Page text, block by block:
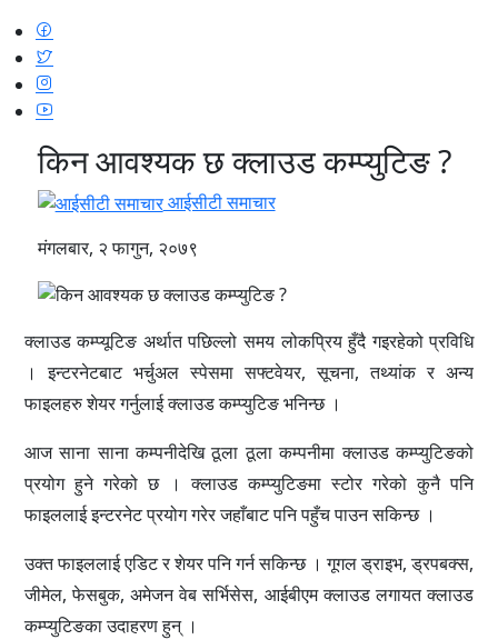
किन आवश्यक छ क्लाउड कम्प्युटिङ ?
आईसीटी समाचार
मंगलबार, २ फागुन, २०७९
क्लाउड कम्प्यूटिङ अर्थात पछिल्लो समय लोकप्रिय हुँदै गइरहेको प्रविधि
। इन्टरनेटबाट भर्चुअल स्पेसमा सफ्टवेयर, सूचना, तथ्यांक र अन्य
फाइलहरु शेयर गर्नुलाई क्लाउड कम्प्युटिङ भनिन्छ ।
आज साना साना कम्पनीदेखि ठूला ठूला कम्पनीमा क्लाउड कम्प्युटिङको
प्रयोग हुने गरेको छ । क्लाउड कम्प्युटिङमा स्टोर गरेको कुनै पनि
फाइललाई इन्टरनेट प्रयोग गरेर जहाँबाट पनि पहुँच पाउन सकिन्छ ।
उक्त फाइललाई एडिट र शेयर पनि गर्न सकिन्छ । गूगल ड्राइभ, ड्रपबक्स,
जीमेल, फेसबुक, अमेजन वेब सर्भिसेस, आईबीएम क्लाउड लगायत क्लाउड
कम्प्युटिङका उदाहरण हुन् ।